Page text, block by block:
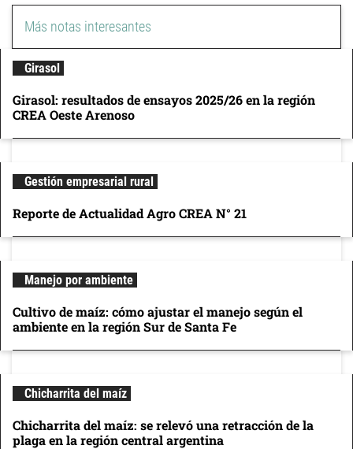
Más notas interesantes
Girasol
Girasol: resultados de ensayos 2025/26 en la región
CREA Oeste Arenoso
Gestión empresarial rural
Reporte de Actualidad Agro CREA N° 21
Manejo por ambiente
Cultivo de maíz: cómo ajustar el manejo según el
ambiente en la región Sur de Santa Fe
Chicharrita del maíz
Chicharrita del maíz: se relevó una retracción de la
plaga en la región central argentina